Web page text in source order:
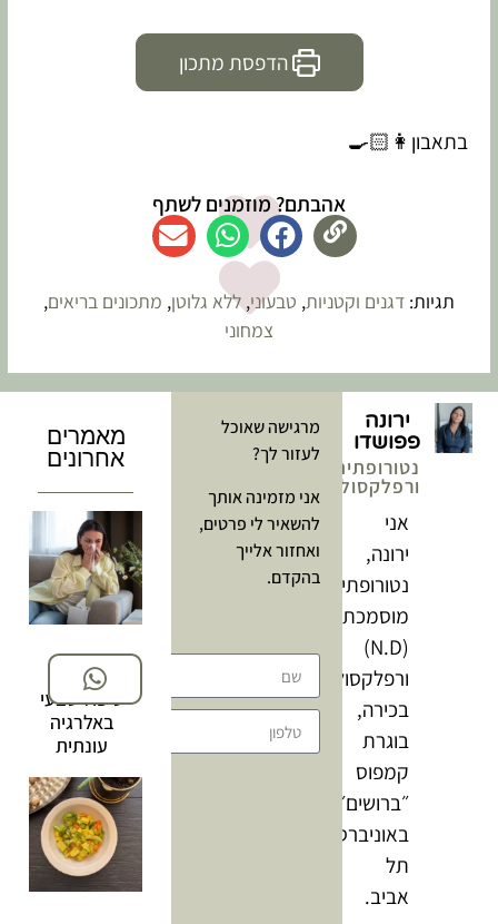
הדפסת מתכון
בתאבון👩🏻‍🍳
אהבתם? מוזמנים לשתף
תגיות: דגנים וקטניות, טבעוני, ללא גלוטן, מתכונים בריאים,
צמחוני
ירונה
פפושדו
נטורופתית
ורפלקסולוגית
אני
ירונה,
נטורופתית
מוסמכת
(N.D)
ורפלקסולוגית
בכירה,
בוגרת
קמפוס
״ברושים״
באוניברסיטת
תל
אביב.
מרגישה שאוכל
לעזור לך?
אני מזמינה אותך
להשאיר לי פרטים,
ואחזור אלייך
בהקדם.
שליחה
מאמרים
אחרונים
טיפול טבעי
באלרגיה
עונתית